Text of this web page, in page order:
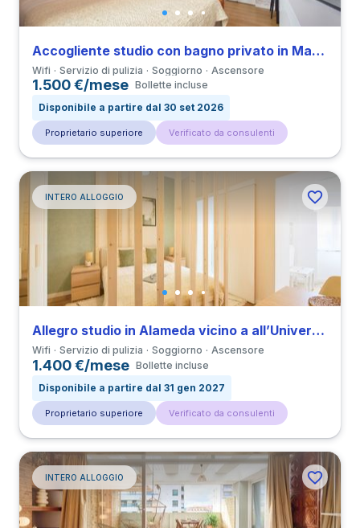
Accogliente studio con bagno privato in Marquês de Pombal vicino a all’Università UAL
Wifi Servizio di pulizia Soggiorno Ascensore
1.500 €/mese Bollette incluse
Disponibile a partire dal 30 set 2026
Proprietario superiore Verificato da consulenti
INTERO ALLOGGIO
Allegro studio in Alameda vicino a all’Università IST
Wifi Servizio di pulizia Soggiorno Ascensore
1.400 €/mese Bollette incluse
Disponibile a partire dal 31 gen 2027
Proprietario superiore Verificato da consulenti
INTERO ALLOGGIO